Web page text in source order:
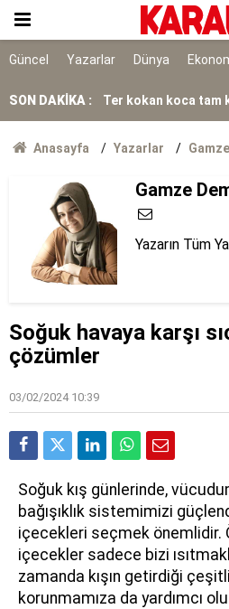
Güncel Yazarlar Dünya
SON DAKİKA :
'Gürcistan’ın toprak
çizgimizdir'
Ter kokan koca tam
İki çocuğun ölümü
karşı suç duyurusu
Bakanlıktan Doğan
Prof. Dr. Özgenç’ten
Datça’da tescilli
YENİ Parti'den 'yeni
Anasayfa Yazarlar
Gamze
Yazarın Tüm
Soğuk havaya karşı
çözümler
03/02/2024 10:39
Soğuk kış günlerinde,
bağışıklık sistemimizi
içecekleri seçmek önemlidir.
içecekler sadece bizi
zamanda kışın getirdiği
korunmamıza da yardımcı